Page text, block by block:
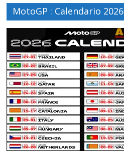
MotoGP : Calendario 2026